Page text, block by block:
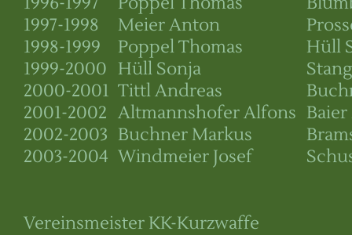
1997-1998
1998-1999
1999-2000
2000-2001
2001-2002
2002-2003
2003-2004
Meier Anton
Poppel Thomas
Hüll Sonja
Tittl Andreas
Altmannshofer Alfons
Buchner Markus
Windmeier Josef
Hüll
Vereinsmeister KK-Kurzwaffe